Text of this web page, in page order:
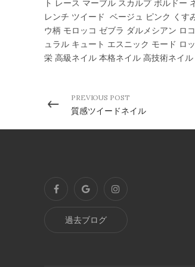
ト レース マーブル スカルプ ボルドー
レンチ ツイード ベージュ ピンク くす
ウ柄 モロッコ ゼブラ ダルメシアン ロ
ュラル キュート エスニック モード ロ
栄 高級ネイル 本格ネイル 高技術ネイ
PREVIOUS POST
質感ツイードネイル
過去ブログ